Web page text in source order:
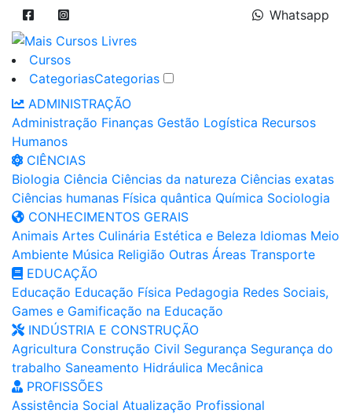
Whatsapp
Cursos
CategoriasCategorias
ADMINISTRAÇÃO
Administração Finanças Gestão Logística Recursos
Humanos
CIÊNCIAS
Biologia Ciência Ciências da natureza Ciências exatas
Ciências humanas Física quântica Química Sociologia
CONHECIMENTOS GERAIS
Animais Artes Culinária Estética e Beleza Idiomas Meio
Ambiente Música Religião Outras Áreas Transporte
EDUCAÇÃO
Educação Educação Física Pedagogia Redes Sociais,
Games e Gamificação na Educação
INDÚSTRIA E CONSTRUÇÃO
Agricultura Construção Civil Segurança Segurança do
trabalho Saneamento Hidráulica Mecânica
PROFISSÕES
Assistência Social Atualização Profissional